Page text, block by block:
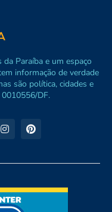
Paraíba e um espaço
informação de verdade
são política, cidades e
DF.